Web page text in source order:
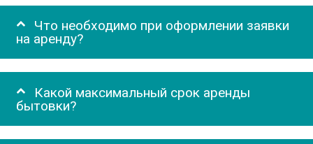
Что необходимо при оформлении заявки
на аренду?
Какой максимальный срок аренды
бытовки?